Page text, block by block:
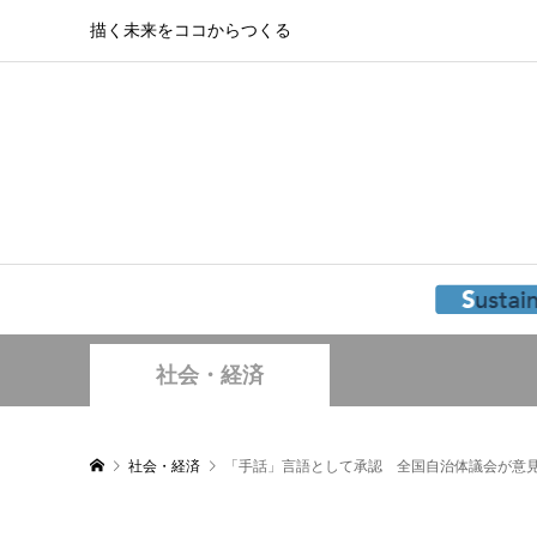
描く未来をココからつくる
社会・経済
社会・経済 「手話」言語として承認 全国自治体議会が意